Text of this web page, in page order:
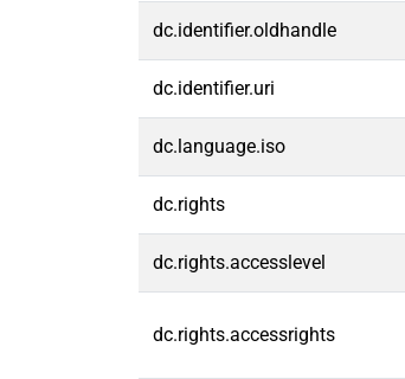
dc.identifier.oldhandle
dc.identifier.uri
dc.language.iso
dc.rights
dc.rights.accesslevel
dc.rights.accessrights